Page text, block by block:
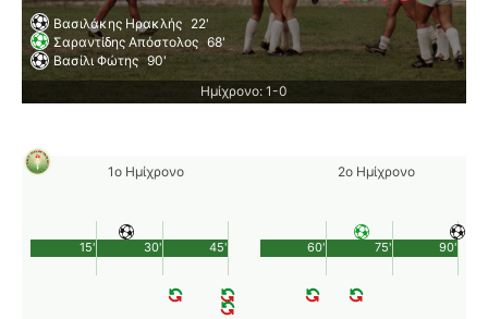
Βασιλάκης Ηρακλής 22'
Σαραντίδης Απόστολος 68'
Βασίλι Φώτης 90'
Ημίχρονο: 1-0
1ο Ημίχρονο
45'
15' 30'
2ο Ημίχρονο
90'
60' 75'